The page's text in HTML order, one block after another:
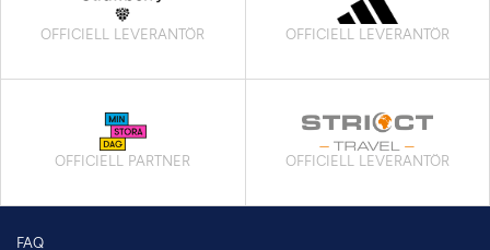
OFFICIELL LEVERANTÖR OFFICIELL LEVERANTÖR
OFFICIELL PARTNER OFFICIELL LEVERANTÖR
FAQ